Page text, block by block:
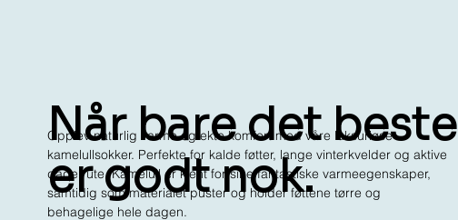
Når bare det beste
er godt nok.
Opplev naturlig varme og ekte komfort med våre luksuriøse
kamelullsokker. Perfekte for kalde føtter, lange vinterkvelder og aktive
dager ute. Kamelull er kjent for sine fantastiske varmeegenskaper,
samtidig som materialet puster og holder føttene tørre og
behagelige hele dagen.